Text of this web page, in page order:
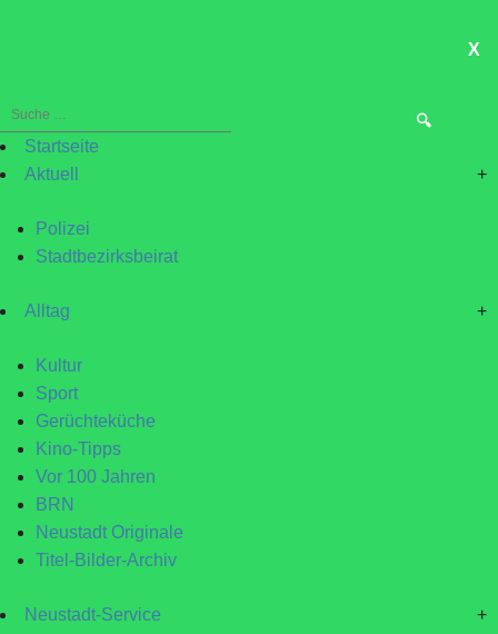
X
Suche
nach:Startseite
Aktuell
+
Polizei
Stadtbezirksbeirat
Alltag +
Kultur
Sport
Gerüchteküche
Kino-Tipps
Vor 100 Jahren
BRN
Neustadt Originale
Titel-Bilder-Archiv
Neustadt-Service +